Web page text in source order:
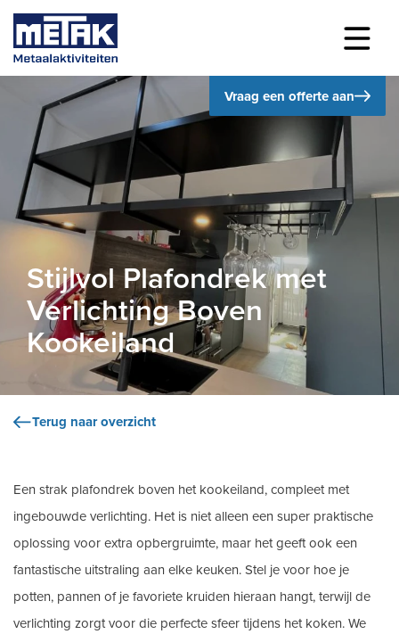
Vraag een offerte aan
Stijlvol Plafondrek met
Verlichting Boven
Kookeiland
Terug naar overzicht
Een strak plafondrek boven het kookeiland, compleet met
ingebouwde verlichting. Het is niet alleen een super praktische
oplossing voor extra opbergruimte, maar het geeft ook een
fantastische uitstraling aan elke keuken. Stel je voor hoe je
potten, pannen of je favoriete kruiden hieraan hangt, terwijl de
verlichting zorgt voor die perfecte sfeer tijdens het koken. We